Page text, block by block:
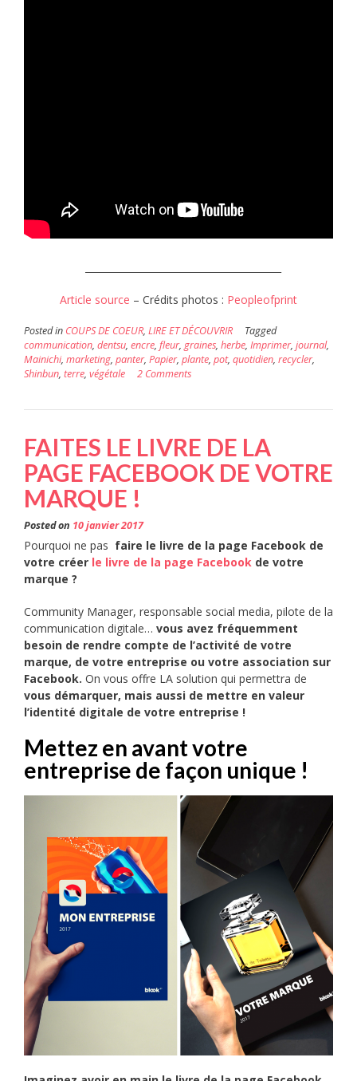
Article source – Crédits photos : Peopleofprint
Posted in COUPS DE COEUR, LIRE ET DÉCOUVRIR
Tagged
communication, dentsu, encre, fleur, graines, herbe, Imprimer, journal,
Mainichi, marketing, panter, Papier, plante, pot, quotidien, recycler,
Shinbun, terre, végétale 2 Comments
FAITES LE LIVRE DE LA
PAGE FACEBOOK DE VOTRE
MARQUE !
Posted on 10 janvier 2017
Pourquoi ne pas faire le livre de la page Facebook de
votre créer le livre de la page Facebook de votre
marque ?
Community Manager, responsable social media, pilote de la
communication digitale… vous avez fréquemment
besoin de rendre compte de l’activité de votre
marque, de votre entreprise ou votre association sur
Facebook. On vous offre LA solution qui permettra de
vous démarquer, mais aussi de mettre en valeur
l’identité digitale de votre entreprise !
Mettez en avant votre
entreprise de façon unique !